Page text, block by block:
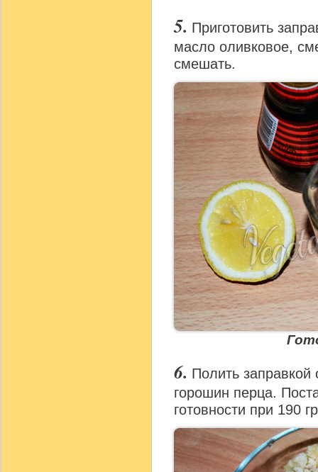
Приготовить
масло оливковое,
смешать.
Полить заправкой
горошин перца.
готовности при 190